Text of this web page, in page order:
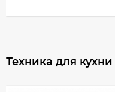
Техника для кухни